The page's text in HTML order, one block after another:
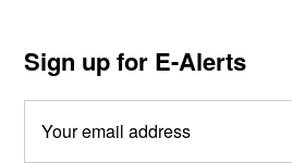
Sign up for E-Alerts